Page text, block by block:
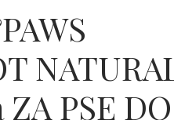
PSE DO